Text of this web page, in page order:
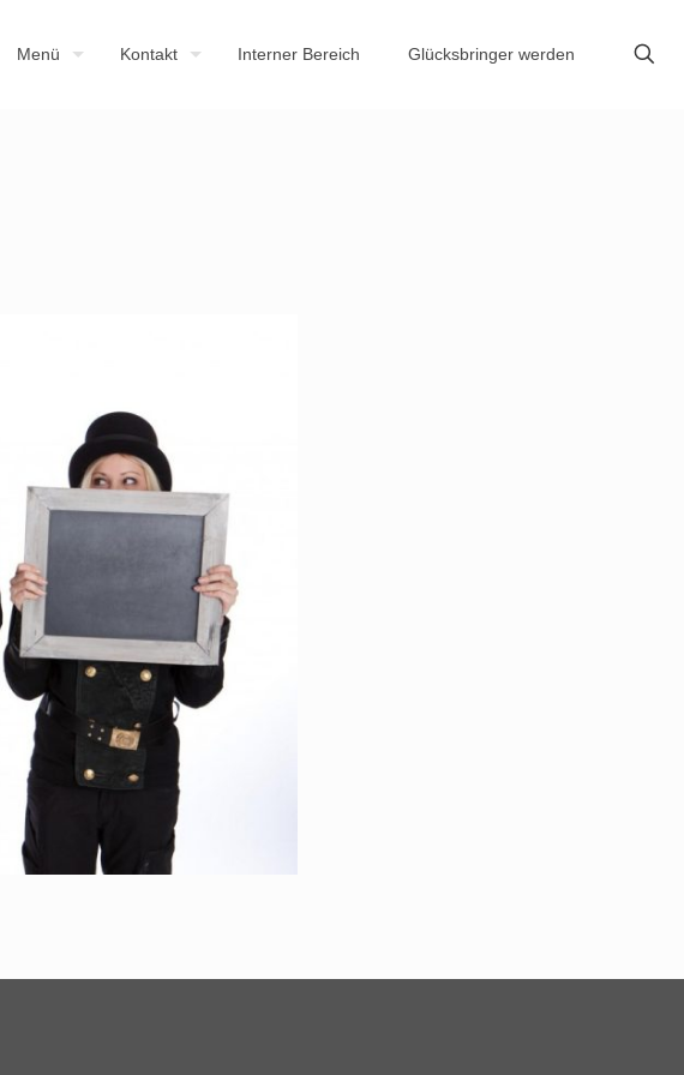
Menü Kontakt Interner Bereich Glücksbringer werden